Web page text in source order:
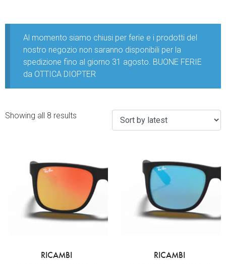
Al momento siamo chiusi per ferie e i prodotti del
nostro negozio non saranno disponibili per la
spedizione fino al giorno 31 agosto. BUONE FERIE
da OTTICA DIOPTER
Showing all 8 results
RICAMBI RICAMBI